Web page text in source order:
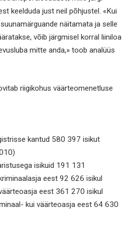
keelduda just neil põhjustel. «Kui
näitamata ja selle
võib järgmisel korral liiniloa
mitte anda,» toob analüüs
riigikohus väärteomenetluse
kantud 580 397 isikut
isikuid 191 131
eest 92 626 isikul
eest 361 270 isikul
kui väärteoasja eest 64 630